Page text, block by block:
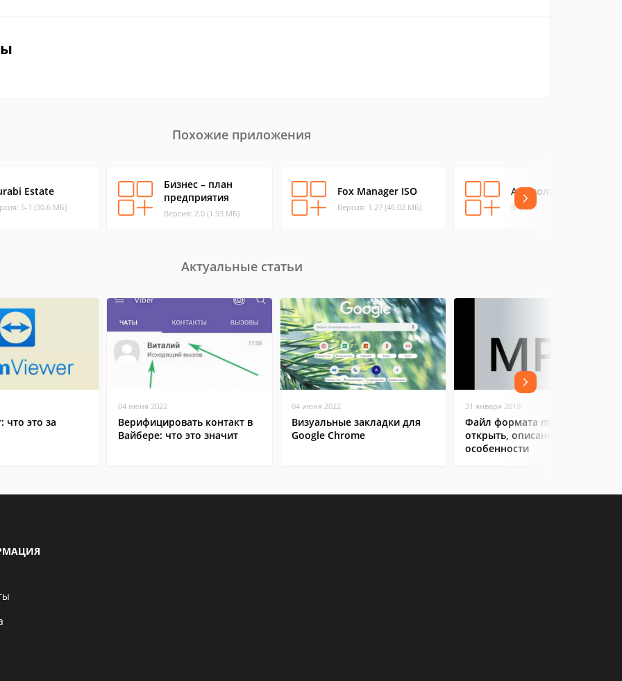
Похожие приложения
Estate
5-1 (30.6 МБ)
Бизнес – план
предприятия
Версия: 2.0 (1.93 МБ)
Fox Manager ISO
Версия: 1.27 (46.02 МБ)
А-Школа
Версия: 1 (11.61 МБ)
Актуальные статьи
что это за
04 июня 2022
Верифицировать контакт в
Вайбере: что это значит
04 июня 2022
Визуальные закладки для
Google Chrome
31 января 2019
Файл формата mpp: чем
открыть, описание,
особенности